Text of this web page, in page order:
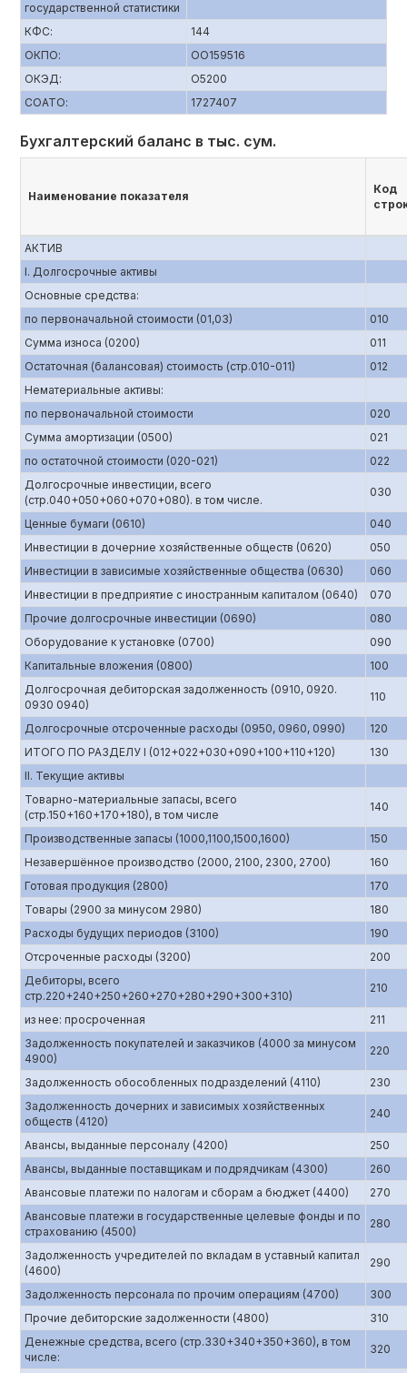
государственной статистики
КФС:
144
ОКПО:
ОО159516
ОКЭД:
О5200
СОАТО:
1727407
Бухгалтерский баланс в тыс. сум.
Наименование показателя
Код
АКТИВ
I. Долгосрочные активы
Основные средства:
по первоначальной стоимости (01,03)
010
Сумма износа (0200)
011
Остаточная (балансовая) стоимость (стр.010-011)
012
Нематериальные активы:
по первоначальной стоимости
020
Сумма амортизации (0500)
021
по остаточной стоимости (020-021)
022
Долгосрочные инвестиции, всего
(стр.040+050+060+070+080). в том числе.
030
Ценные бумаги (0610)
040
Инвестиции в дочерние хозяйственные обществ (0620)
050
Инвестиции в зависимые хозяйственные общества (0630)
060
Инвестиции в предприятие с иностранным капиталом (0640)
070
Прочие долгосрочные инвестиции (0690)
080
Оборудование к установке (0700)
090
Капитальные вложения (0800)
100
Долгосрочная дебиторская задолженность (0910, 0920.
0930 0940)
110
Долгосрочные отсроченные расходы (0950, 0960, 0990)
120
ИТОГО ПО РАЗДЕЛУ I (012+022+030+090+100+110+120)
130
II. Текущие активы
Товарно-материальные запасы, всего
(стр.150+160+170+180), в том числе
140
Производственные запасы (1000,1100,1500,1600)
150
Незавершённое производство (2000, 2100, 2300, 2700)
160
Готовая продукция (2800)
170
Товары (2900 за минусом 2980)
180
Расходы будущих периодов (3100)
190
Отсроченные расходы (3200)
200
Дебиторы, всего
стр.220+240+250+260+270+280+290+300+310)
210
из нее: просроченная
211
Задолженность покупателей и заказчиков (4000 за минусом
4900)
220
Задолженность обособленных подразделений (4110)
230
Задолженность дочерних и зависимых хозяйственных
обществ (4120)
240
Авансы, выданные персоналу (4200)
250
Авансы, выданные поставщикам и подрядчикам (4300)
260
Авансовые платежи по налогам и сборам а бюджет (4400)
270
Авансовые платежи в государственные целевые фонды и по
страхованию (4500)
280
Задолженность учредителей по вкладам в уставный капитал
(4600)
290
Задолженность персонала по прочим операциям (4700)
300
Прочие дебиторские задолженности (4800)
310
Денежные средства, всего (стр.330+340+350+360), в том
числе:
320